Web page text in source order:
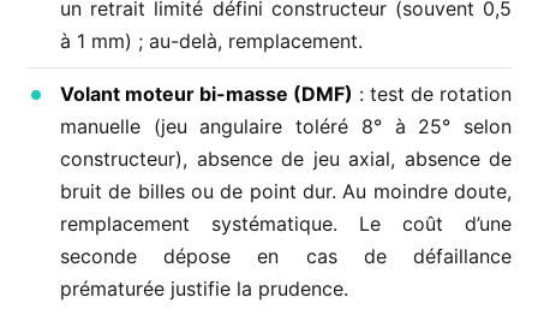
un retrait limité défini constructeur (souvent 0,5
à 1 mm) ; au-delà, remplacement.
Volant moteur bi-masse (DMF) : test de rotation
manuelle (jeu angulaire toléré 8° à 25° selon
constructeur), absence de jeu axial, absence de
bruit de billes ou de point dur. Au moindre doute,
remplacement systématique. Le coût d’une
seconde dépose en cas de défaillance
prématurée justifie la prudence.